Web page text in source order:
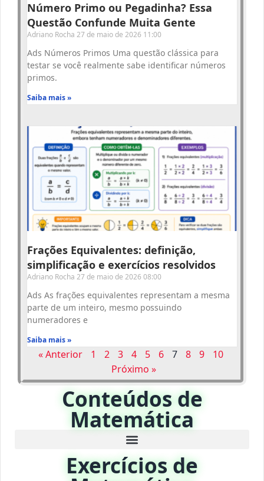
Número Primo ou Pegadinha? Essa
Questão Confunde Muita Gente
Adriano Rocha 27 de maio de 2026 11:00
Ads Números Primos Uma questão clássica para
testar se você realmente sabe identificar números
primos.
Saiba mais »
Frações Equivalentes: definição,
simplificação e exercícios resolvidos
Adriano Rocha 27 de maio de 2026 08:00
Ads As frações equivalentes representam a mesma
parte de um inteiro, mesmo possuindo
numeradores e
Saiba mais »
« Anterior 1 2 3 4 5 6 7 8 9
10
Próximo »
Conteúdos de
Matemática
Exercícios de